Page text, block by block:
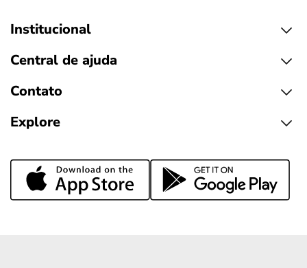
Institucional
Central de ajuda
Contato
Explore